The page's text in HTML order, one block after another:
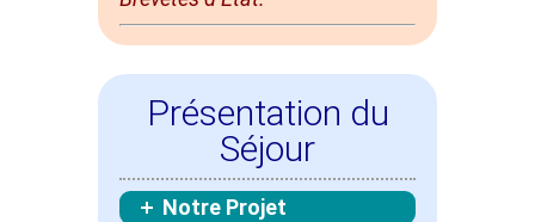
Présentation du
Séjour
Notre Projet